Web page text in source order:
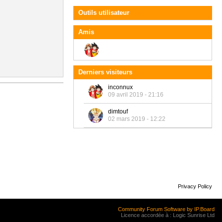
Outils utilisateur
Amis
Derniers visiteurs
inconnux
09 avril 2019 - 21:16
dimtouf
02 mars 2019 - 12:22
Privacy Policy
Community Forum Software by IP.Board
Licence accordée à : Logic Sunrise Ltd